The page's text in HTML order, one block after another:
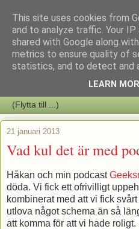
Staffars
Vi skriver om serienyheter av alla
21 januari 2013
Vad kul det är med
Håkan och min podcast
döda. Vi fick ett ofrivilligt
kombinerat med att vi fick
utlova något schema än så
att komma för att vi hade
This site uses cookies from
and to analyze traffic. Your
shared with Google along
metrics to ensure quality of
statistics, and to detect and
LEARN